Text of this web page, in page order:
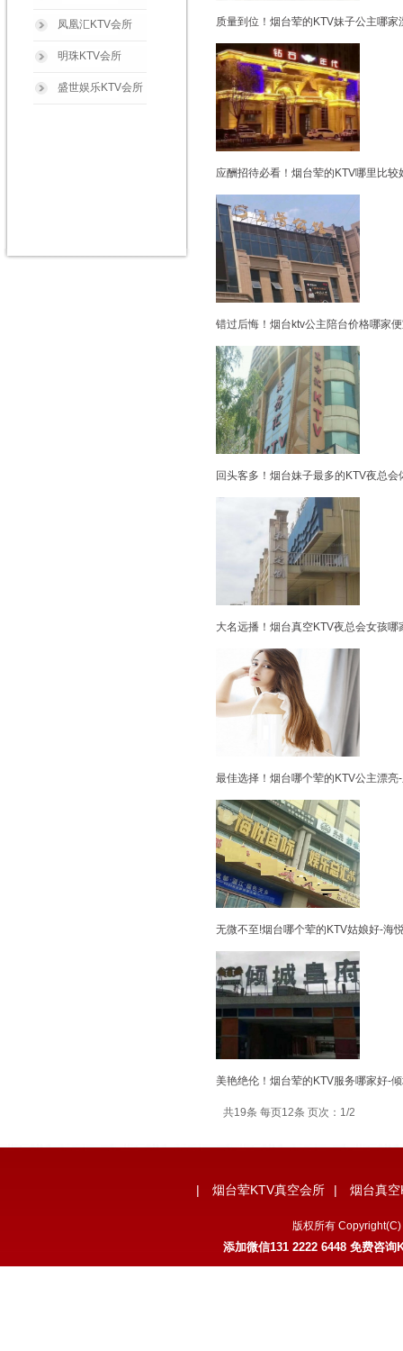
凤凰汇KTV会所
明珠KTV会所
盛世娱乐KTV会所
质量到位！烟台荤的KTV妹子公主哪
应酬招待必看！烟台荤的KTV哪里比
错过后悔！烟台ktv公主陪台价格哪家
回头客多！烟台妹子最多的KTV夜总
大名远播！烟台真空KTV夜总会女孩
最佳选择！烟台哪个荤的KTV公主漂
无微不至!烟台哪个荤的KTV姑娘好-海
美艳绝伦！烟台荤的KTV服务哪家好-
共19条 每页12条 页次：1/2
| 烟台荤KTV真空会所 | 烟台真
版权所有
添加微信131 2222 6448 免费咨询